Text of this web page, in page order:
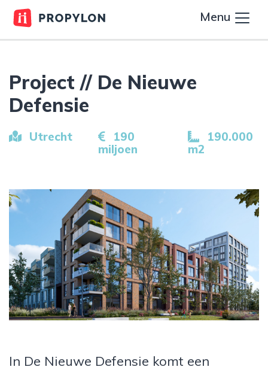
Menu
Project // De Nieuwe
Defensie
Utrecht
190
miljoen
190.000
m2
In De Nieuwe Defensie komt een